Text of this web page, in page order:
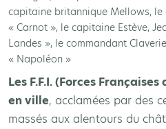
capitaine britannique Mellows,
« Carnot », le capitaine Estève,
Landes », le commandant
« Napoléon »
Les F.F.I. (Forces
en ville, acclamées par des
massés aux alentours du